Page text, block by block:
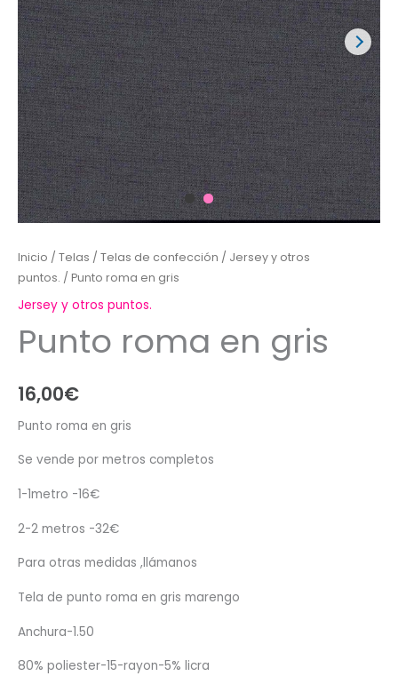
Inicio / Telas / Telas de confección / Jersey y otros
puntos. / Punto roma en gris
Jersey y otros puntos.
Punto roma en gris
16,00€
Punto roma en gris
Se vende por metros completos
1-1metro -16€
2-2 metros -32€
Para otras medidas ,llámanos
Tela de punto roma en gris marengo
Anchura-1.50
80% poliester-15-rayon-5% licra